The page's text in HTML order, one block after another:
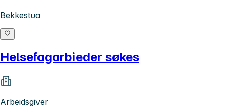
Bekkestua
Helsefagarbieder søkes
Arbeidsgiver